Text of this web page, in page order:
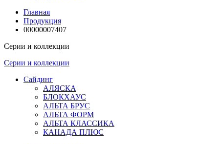
Главная
Продукция
00000007407
Серии и коллекции
Серии и коллекции
Сайдинг
АЛЯСКА
БЛОКХАУС
АЛЬТА БРУС
АЛЬТА ФОРМ
АЛЬТА КЛАССИКА
КАНАДА ПЛЮС